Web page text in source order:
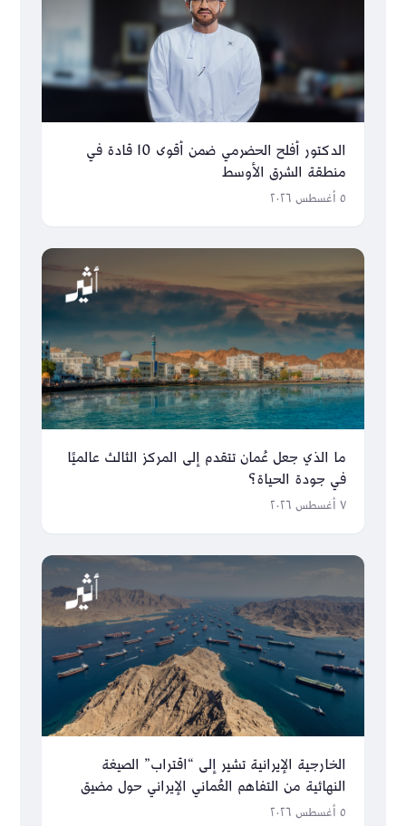
الدكتور أفلح الحضرمي ضمن أقوى 10 قادة في
منطقة الشرق الأوسط
٥ أغسطس ٢٠٢٦
ما الذي جعل عُمان تتقدم إلى المركز الثالث عالميًا
في جودة الحياة؟
٧ أغسطس ٢٠٢٦
الخارجية الإيرانية تشير إلى “اقتراب” الصيغة
النهائية من التفاهم العُماني الإيراني حول مضيق
هرمز
٥ أغسطس ٢٠٢٦